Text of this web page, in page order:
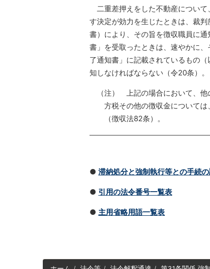
二重差押えをした不動産について
す決定が効力を生じたときは、裁
書）により、その旨を徴収職員に
書」を受取ったときは、速やかに
了通知書」に記載されているもの
知しなければならない（令20条）。
（注） 上記の場合において、
方税その他の徴収金について
（徴収法82条）。
● 滞納処分と強制執行等との手続
● 引用の法令番号一覧表
● 主用省略用語一覧表
サ